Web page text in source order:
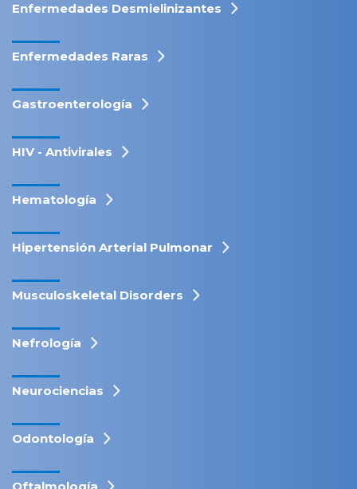
Enfermedades Desmielinizantes
Enfermedades Raras
Gastroenterología
HIV - Antivirales
Hematología
Hipertensión Arterial Pulmonar
Musculoskeletal Disorders
Nefrología
Neurociencias
Odontología